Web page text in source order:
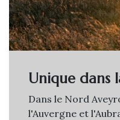
Unique dans
Dans le Nord
l'Auvergne et